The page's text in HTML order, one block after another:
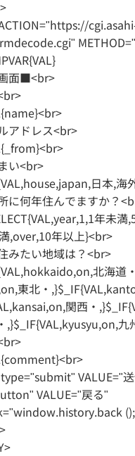
面■<br>
アドレス<br>
い<br>
日本,海
に何年住んでますか？
年未満
,over,10年以上}<br>
みたい地域は？<br>
北海道
東北・
関西・
,}$_IF{VAL,kyusyu,on,九
VALUE="
VALUE="戻る"